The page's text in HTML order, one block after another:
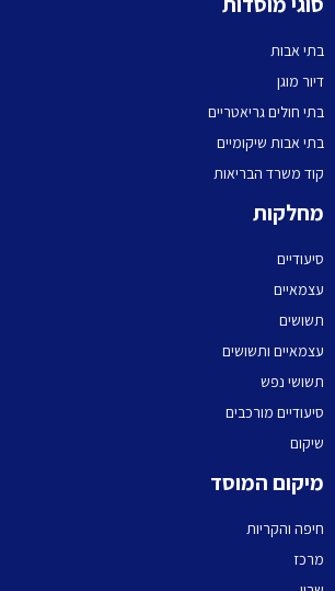
בתי אבות
דיור מוגן
בתי חולים גריאטריים
בתי אבות שיקומיים
קוד משרד הבריאות
מחלקות
סיעודיים
עצמאיים
תשושים
עצמאיים ותשושים
תשושי נפש
סיעודיים מורכבים
שיקום
מיקום המוסד
חיפה והקריות
מרכז